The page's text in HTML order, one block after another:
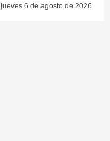
jueves 6 de agosto de 2026